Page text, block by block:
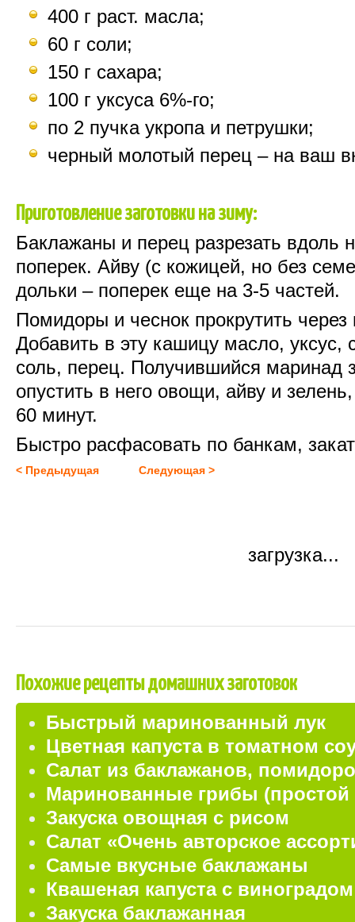
400 г раст. масла;
60 г соли;
150 г сахара;
100 г уксуса6%-го;
по 2 пучка укропаи петрушки;
черный молотый перец – наваш
Приготовлениезаготовкиназиму:
Баклажаны и перец разрезать вдоль
поперек. Айву (с кожицей, но без
дольки – поперек еще на3-5 частей.
Помидоры и чеснок прокрутить через
Добавить в эту кашицу масло, уксус,
соль, перец. Получившийся маринад
опустить в него овощи, айву и зелень
60 минут.
Быстро расфасовать по банкам,
< Предыдущая Следующая >
загрузка...
Похожие рецепты домашних заготовок
Быстрый маринованный лук
Цветная капуста в томатном
Салат из баклажанов,
Маринованные грибы (простой
Закуска овощная с рисом
Салат «Очень авторское
Самые вкусные баклажаны
Квашеная капуста с
Закуска баклажанная